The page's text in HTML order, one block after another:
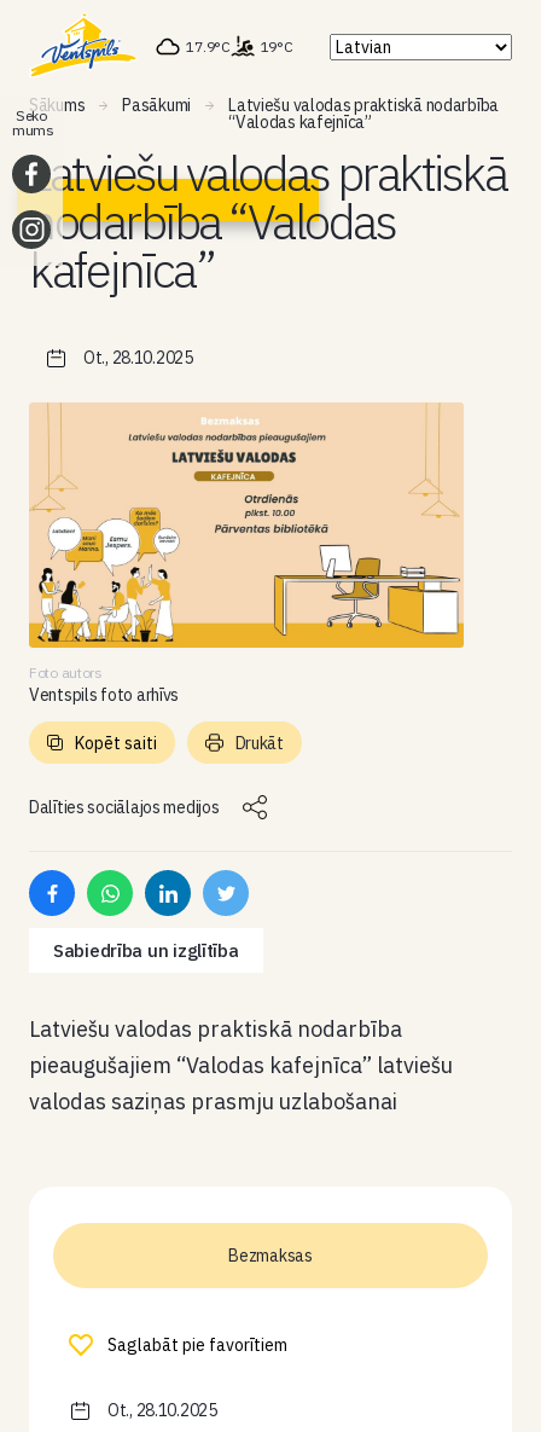
17.9°C 19°C
Sākums Pasākumi Latviešu valodas praktiskā nodarbība
“Valodas kafejnīca”
Latviešu valodas praktiskā
nodarbība “Valodas
kafejnīca”
Ot., 28.10.2025
Foto autors
Ventspils foto arhīvs
Dalīties sociālajos medijos
Kopēt saiti Drukāt
Sabiedrība un izglītība
Latviešu valodas praktiskā nodarbība
pieaugušajiem “Valodas kafejnīca” latviešu
valodas saziņas prasmju uzlabošanai
Bezmaksas
Saglabāt pie favorītiem
Ot., 28.10.2025
Seko
mums